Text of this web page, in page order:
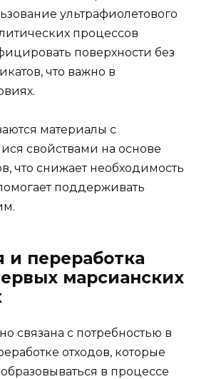
ультрафиолетового
процессов
поверхности без
что важно в
материалы с
свойствами на основе
что снижает необходимость
поддерживать
и переработка
марсианских
связана с потребностью в
отходов, которые
в процессе